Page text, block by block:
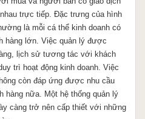
trực tiếp. Đặc trưng của hình
là mỗi cá thể kinh doanh có
hàng lớn. Việc quản lý được
lịch sử tương tác với khách
trì hoạt động kinh doanh. Việc
còn đáp ứng được nhu cầu
nữa. Một hệ thống quản lý
càng trở nên cấp thiết với những